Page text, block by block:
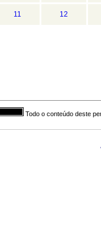
11 12
Todo o conteúdo deste